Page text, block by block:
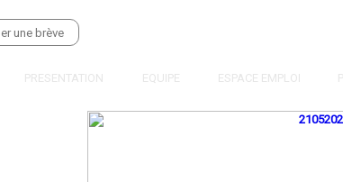
PRESENTATION EQUIPE ESPACE EMPLOI